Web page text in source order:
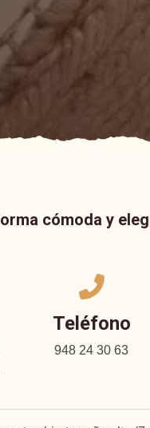
cómoda y
Teléfono
948 24 30 63